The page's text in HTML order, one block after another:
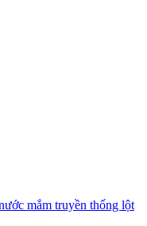
mắm truyền thống lột